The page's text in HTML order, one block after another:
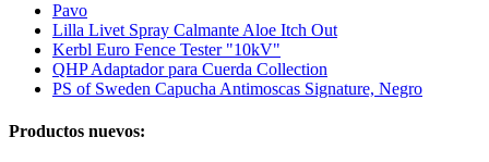
Pavo
Lilla Livet Spray Calmante Aloe Itch Out
Kerbl Euro Fence Tester "10kV"
QHP Adaptador para Cuerda Collection
PS of Sweden Capucha Antimoscas Signature, Negro
Productos nuevos: